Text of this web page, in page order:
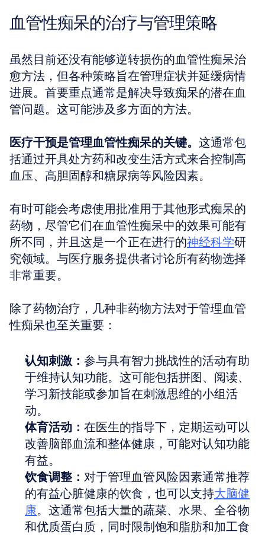
血管性痴呆的治疗与管理策略
虽然目前还没有能够逆转损伤的血管性痴呆治
愈方法，但各种策略旨在管理症状并延缓病情
进展。首要重点通常是解决导致痴呆的潜在血
管问题。这可能涉及多方面的方法。
医疗干预是管理血管性痴呆的关键。 这通常包
括通过开具处方药和改变生活方式来合控制高
血压、高胆固醇和糖尿病等风险因素。
有时可能会考虑使用批准用于其他形式痴呆的
药物，尽管它们在血管性痴呆中的效果可能有
所不同，并且这是一个正在进行的神经科学研
究领域。与医疗服务提供者讨论所有药物选择
非常重要。
除了药物治疗，几种非药物方法对于管理血管
性痴呆也至关重要：
认知刺激： 参与具有智力挑战性的活动有助
于维持认知功能。这可能包括拼图、阅读、
学习新技能或参加旨在刺激思维的小组活
动。
体育活动： 在医生的指导下，定期运动可以
改善脑部血流和整体健康，可能对认知功能
有益。
饮食调整： 对于管理血管风险因素通常推荐
的有益心脏健康的饮食，也可以支持大脑健
康。这通常包括大量的蔬菜、水果、全谷物
和优质蛋白质，同时限制饱和脂肪和加工食